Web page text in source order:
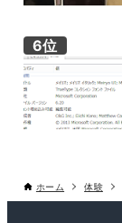
ホーム 体験